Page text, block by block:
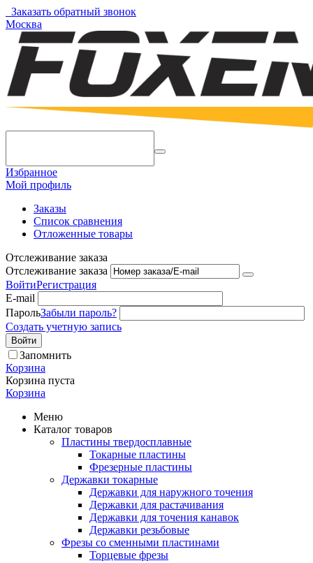
Заказать обратный звонок
Москва
Избранное
Мой профиль
Заказы
Список сравнения
Отложенные товары
Отслеживание заказа
Отслеживание заказа
ВойтиРегистрация
E-mail
ПарольЗабыли пароль?
Создать учетную запись
Войти
Запомнить
Корзина
Корзина пуста
Корзина
Меню
Каталог товаров
Пластины твердосплавные
Токарные пластины
Фрезерные пластины
Державки токарные
Державки для наружного точения
Державки для растачивания
Державки для точения канавок
Державки резьбовые
Фрезы со сменными пластинами
Торцевые фрезы